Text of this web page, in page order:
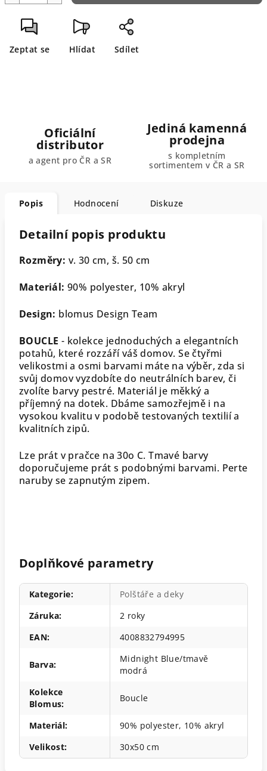
Zeptat se Hlídat Sdílet
Oficiální
distributor
a agent pro ČR a SR
Jediná kamenná
prodejna
s kompletním
sortimentem v ČR a SR
Popis Hodnocení Diskuze
Detailní popis produktu
Rozměry: v. 30 cm, š. 50 cm
Materiál: 90% polyester, 10% akryl
Design: blomus Design Team
BOUCLE - kolekce jednoduchých a elegantních
potahů, které rozzáří váš domov. Se čtyřmi
velikostmi a osmi barvami máte na výběr, zda si
svůj domov vyzdobíte do neutrálních barev, či
zvolíte barvy pestré. Materiál je měkký a
příjemný na dotek. Dbáme samozřejmě i na
vysokou kvalitu v podobě testovaných textilií a
kvalitních zipů.
Lze prát v pračce na 30o C. Tmavé barvy
doporučujeme prát s podobnými barvami. Perte
naruby se zapnutým zipem.
Doplňkové parametry
Kategorie:
Polštáře a deky
Záruka:
2 roky
EAN: 4008832794995
Barva:
Midnight Blue/tmavě
modrá
Kolekce
Blomus:
Boucle
Materiál:
90% polyester, 10% akryl
Velikost: 30x50 cm